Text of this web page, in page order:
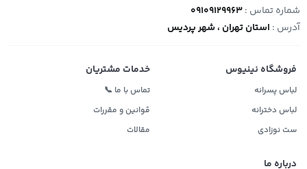
شماره تماس :09109129963
آدرس : استان تهران ، شهر پردیس
فروشگاه نینیوس
لباس پسرانه
لباس دخترانه
ست نوزادی
خدمات مشتریان
تماس با ما 📞
قوانین و مقررات
مقالات
درباره ما